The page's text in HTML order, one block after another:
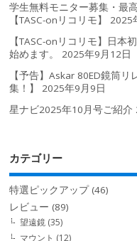
学生無料モニター募集・最
【TASC-onリコリモ】
2025
【TASC-onリコリモ】日本
始めます。
2025年9月12日
【予告】Askar 80ED鏡筒
集！】
2025年9月9日
星ナビ2025年10月号ご紹介
カテゴリー
特選ピックアップ(46)
レビュー (89)
望遠鏡 (35)
マウント (12)